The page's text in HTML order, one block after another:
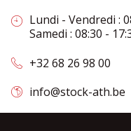
Lundi - Vendredi :
Samedi : 08:30 -
+32 68 26 98 00
info@stock-ath.be